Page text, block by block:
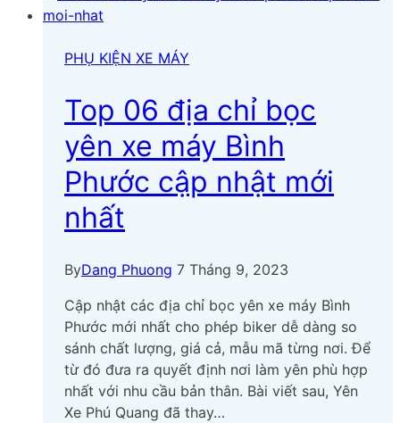
PHỤ KIỆN XE MÁY
Top 06 địa chỉ bọc
yên xe máy Bình
Phước cập nhật mới
nhất
ByDang Phuong 7 Tháng 9, 2023
Cập nhật các địa chỉ bọc yên xe máy Bình
Phước mới nhất cho phép biker dễ dàng so
sánh chất lượng, giá cả, mẫu mã từng nơi. Để
từ đó đưa ra quyết định nơi làm yên phù hợp
nhất với nhu cầu bản thân. Bài viết sau, Yên
Xe Phú Quang đã thay…